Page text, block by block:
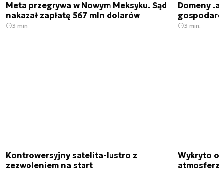
Meta przegrywa w Nowym Meksyku. Sąd
nakazał zapłatę 567 mln dolarów
3 min.
Domeny
3 min.
Kontrowersyjny satelita-lustro z
zezwoleniem na start
Wykryto